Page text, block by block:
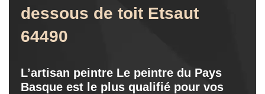
dessous de toit Etsaut
64490
L’artisan peintre Le peintre du Pays
Basque est le plus qualifié pour vos